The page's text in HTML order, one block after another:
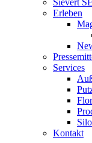
Sievert SE
Erleben
Services
Kontakt